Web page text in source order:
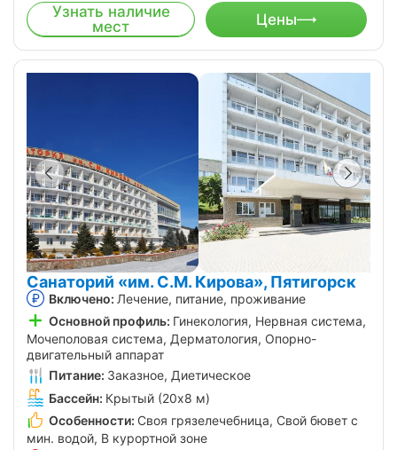
Узнать наличие
мест
Цены
Санаторий «им. С.М. Кирова», Пятигорск
Включено: Лечение, питание, проживание
Основной профиль: Гинекология, Нервная система,
Мочеполовая система, Дерматология, Опорно-
двигательный аппарат
Питание: Заказное, Диетическое
Бассейн: Крытый (20х8 м)
Особенности: Своя грязелечебница, Свой бювет с
мин. водой, В курортной зоне